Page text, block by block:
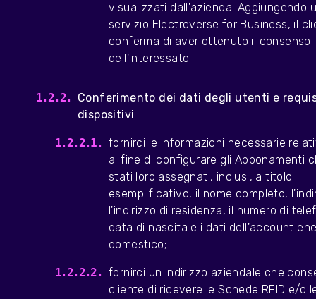
visualizzati dall'azienda. Aggiungendo
servizio Electroverse for Business, il
conferma di aver ottenuto il consenso
dell'interessato.
Conferimento dei dati degli utenti e
dispositivi
fornirci le informazioni necessarie
al fine di configurare gli Abbonamenti
stati loro assegnati, inclusi, a titolo
esemplificativo, il nome completo,
l'indirizzo di residenza, il numero di
data di nascita e i dati dell'account
domestico;
fornirci un indirizzo aziendale che
cliente di ricevere le Schede RFID e/o